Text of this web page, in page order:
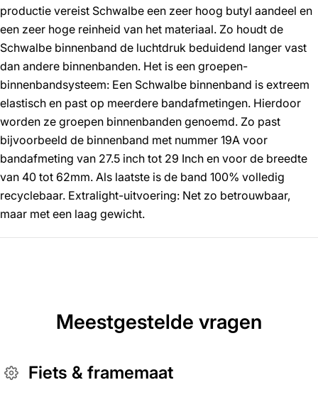
productie vereist Schwalbe een zeer hoog butyl aandeel en
een zeer hoge reinheid van het materiaal. Zo houdt de
Schwalbe binnenband de luchtdruk beduidend langer vast
dan andere binnenbanden. Het is een groepen-
binnenbandsysteem: Een Schwalbe binnenband is extreem
elastisch en past op meerdere bandafmetingen. Hierdoor
worden ze groepen binnenbanden genoemd. Zo past
bijvoorbeeld de binnenband met nummer 19A voor
bandafmeting van 27.5 inch tot 29 Inch en voor de breedte
van 40 tot 62mm. Als laatste is de band 100% volledig
recyclebaar. Extralight-uitvoering: Net zo betrouwbaar,
maar met een laag gewicht.
Meestgestelde vragen
Fiets & framemaat